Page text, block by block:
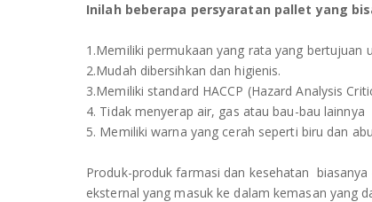
Inilah beberapa persyaratan pallet yang
1.Memiliki permukaan yang rata yang
2.Mudah dibersihkan dan higienis.
3.Memiliki standard HACCP (Hazard Analysis
4. Tidak menyerap air, gas atau bau-bau lainnya
5. Memiliki warna yang cerah seperti biru dan
Produk-produk farmasi dan kesehatan
eksternal yang masuk ke dalam kemasan yang